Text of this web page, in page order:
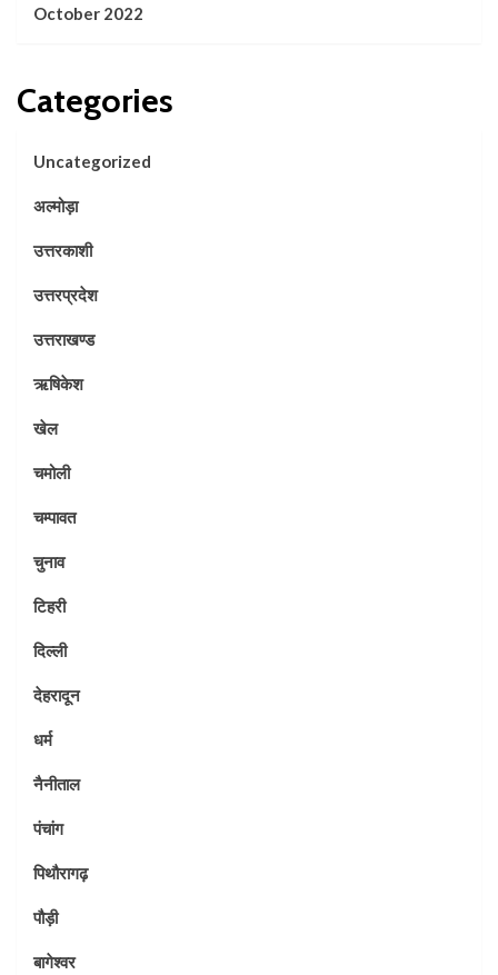
October 2022
Categories
Uncategorized
अल्मोड़ा
उत्तरकाशी
उत्तरप्रदेश
उत्तराखण्ड
ऋषिकेश
खेल
चमोली
चम्पावत
चुनाव
टिहरी
दिल्ली
देहरादून
धर्म
नैनीताल
पंचांग
पिथौरागढ़
पौड़ी
बागेश्वर